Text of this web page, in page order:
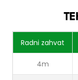
Radni zahvat
4m